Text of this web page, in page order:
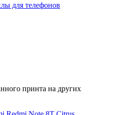
принта на других